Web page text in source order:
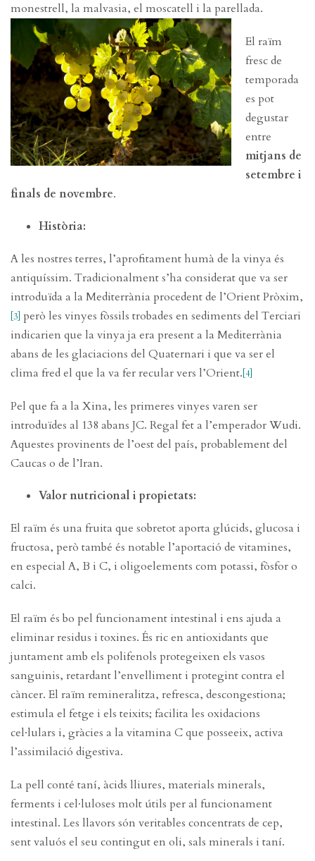
monestrell, la malvasia, el moscatell i la parellada.
El raïm
fresc de
temporada
es pot
degustar
entre
mitjans de
setembre i
finals de novembre.
Història:
A les nostres terres, l’aprofitament humà de la vinya és
antiquíssim. Tradicionalment s’ha considerat que va ser
introduïda a la Mediterrània procedent de l’Orient Pròxim,
[3] però les vinyes fòssils trobades en sediments del Terciari
indicarien que la vinya ja era present a la Mediterrània
abans de les glaciacions del Quaternari i que va ser el
clima fred el que la va fer recular vers l’Orient. [4]
Pel que fa a la Xina, les primeres vinyes varen ser
introduïdes al 138 abans JC. Regal fet a l’emperador Wudi.
Aquestes provinents de l’oest del país, probablement del
Caucas o de l’Iran.
Valor nutricional i propietats:
El raïm és una fruita que sobretot aporta glúcids, glucosa i
fructosa, però també és notable l’aportació de vitamines,
en especial A, B i C, i oligoelements com potassi, fòsfor o
calci.
El raïm és bo pel funcionament intestinal i ens ajuda a
eliminar residus i toxines. És ric en antioxidants que
juntament amb els polifenols protegeixen els vasos
sanguinis, retardant l’envelliment i protegint contra el
càncer. El raïm remineralitza, refresca, descongestiona;
estimula el fetge i els teixits; facilita les oxidacions
cel·lulars i, gràcies a la vitamina C que posseeix, activa
l’assimilació digestiva.
La pell conté taní, àcids lliures, materials minerals,
ferments i cel·luloses molt útils per al funcionament
intestinal. Les llavors són veritables concentrats de cep,
sent valuós el seu contingut en oli, sals minerals i taní.